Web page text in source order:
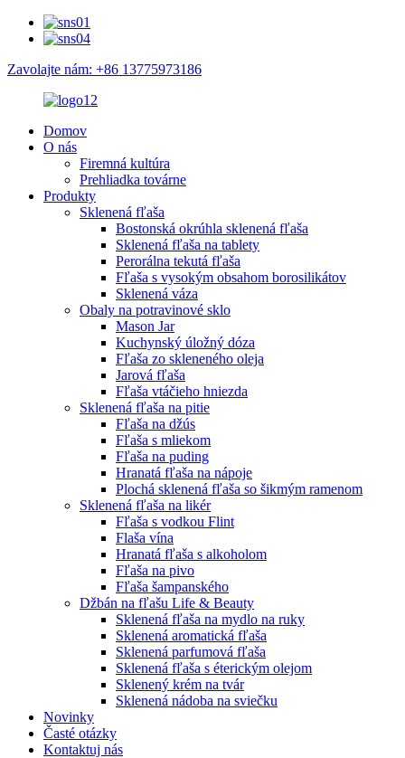
Zavolajte nám: +86 13775973186
Domov
O nás
Firemná kultúra
Prehliadka továrne
Produkty
Sklenená fľaša
Bostonská okrúhla sklenená fľaša
Sklenená fľaša na tablety
Perorálna tekutá fľaša
Fľaša s vysokým obsahom borosilikátov
Sklenená váza
Obaly na potravinové sklo
Mason Jar
Kuchynský úložný dóza
Fľaša zo skleneného oleja
Jarová fľaša
Fľaša vtáčieho hniezda
Sklenená fľaša na pitie
Fľaša na džús
Fľaša s mliekom
Fľaša na puding
Hranatá fľaša na nápoje
Plochá sklenená fľaša so šikmým ramenom
Sklenená fľaša na likér
Fľaša s vodkou Flint
Flaša vína
Hranatá fľaša s alkoholom
Fľaša na pivo
Fľaša šampanského
Džbán na fľašu Life & Beauty
Sklenená fľaša na mydlo na ruky
Sklenená aromatická fľaša
Sklenená parfumová fľaša
Sklenená fľaša s éterickým olejom
Sklenený krém na tvár
Sklenená nádoba na sviečku
Novinky
Časté otázky
Kontaktuj nás